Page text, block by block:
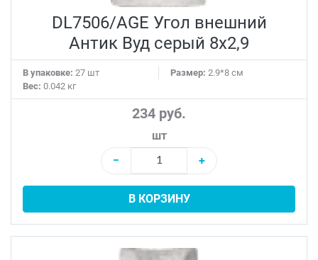
DL7506/AGE Угол внешний
Антик Вуд серый 8x2,9
В упаковке: 27 шт Размер: 2.9*8 см
Вес: 0.042 кг
234 руб.
шт
−
+
В КОРЗИНУ